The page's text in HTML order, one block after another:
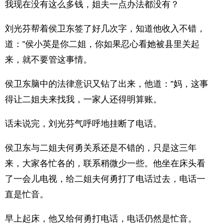
我现在没有这么多钱，姐夫一点办法都没有？
刘光芬帮着侯卫东签了好几次字，知道他收入不错，
道：”侯小英是你二姐，你如果忍心看她被县里关起
来，就不要管这事情。
侯卫东脑中的法律意识又钻了出来，他道：”妈，这事
得让二姐夫来找我，一家人还得明算账。
话未说完，刘光芬气呼呼地挂断了电话。
侯卫东与二姐夫何勇关系还是不错的，只是这三年
来，大家各忙各的，联系稍微少一些。他坐在床头看
了一会儿电视，给二姐夫何勇打了电话过去，电话一
直是忙音。
早上起床，他又给何勇打电话，电话仍然是忙音。